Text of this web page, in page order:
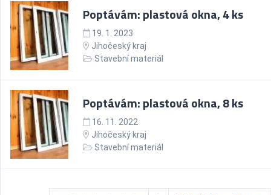
Poptávám: plastová okna, 4 ks
19. 1. 2023
Jihočeský kraj
Stavební materiál
Poptávám: plastová okna, 8 ks
16. 11. 2022
Jihočeský kraj
Stavební materiál